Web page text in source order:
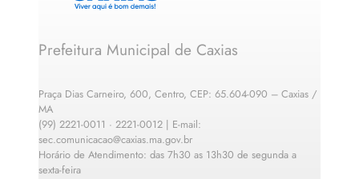
Prefeitura Municipal de Caxias
Praça Dias Carneiro, 600, Centro, CEP: 65.604-090 – Caxias /
MA
(99) 2221-0011 · 2221-0012 | E-mail:
sec.comunicacao@caxias.ma.gov.br
Horário de Atendimento: das 7h30 as 13h30 de segunda a
sexta-feira